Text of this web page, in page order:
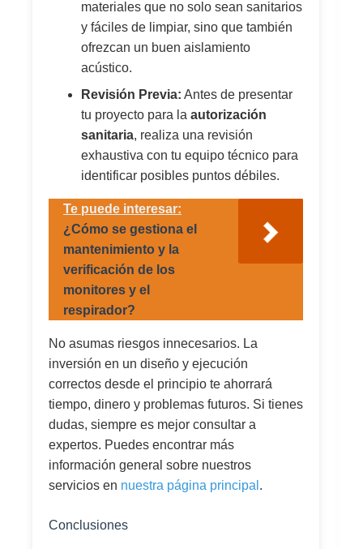
materiales que no solo sean sanitarios
y fáciles de limpiar, sino que también
ofrezcan un buen aislamiento
acústico.
Revisión Previa: Antes de presentar
tu proyecto para la autorización
sanitaria, realiza una revisión
exhaustiva con tu equipo técnico para
identificar posibles puntos débiles.
Te puede interesar:
¿Cómo se gestiona el
mantenimiento y la
verificación de los
monitores y el
respirador?
No asumas riesgos innecesarios. La
inversión en un diseño y ejecución
correctos desde el principio te ahorrará
tiempo, dinero y problemas futuros. Si tienes
dudas, siempre es mejor consultar a
expertos. Puedes encontrar más
información general sobre nuestros
servicios en nuestra página principal .
Conclusiones